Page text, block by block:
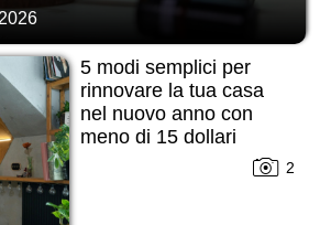
5 modi semplici per
rinnovare la tua casa
nel nuovo anno con
meno di 15 dollari
2